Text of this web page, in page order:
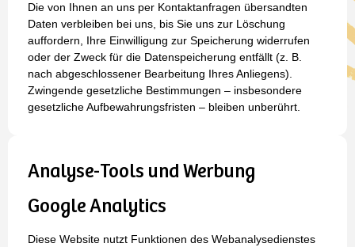
Die von Ihnen an uns per Kontaktanfragen übersandten
Daten verbleiben bei uns, bis Sie uns zur Löschung
auffordern, Ihre Einwilligung zur Speicherung widerrufen
oder der Zweck für die Datenspeicherung entfällt (z. B.
nach abgeschlossener Bearbeitung Ihres Anliegens).
Zwingende gesetzliche Bestimmungen – insbesondere
gesetzliche Aufbewahrungsfristen – bleiben unberührt.
Analyse-Tools und Werbung
Google Analytics
Diese Website nutzt Funktionen des Webanalysedienstes